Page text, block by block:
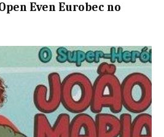
Even Eurobec no